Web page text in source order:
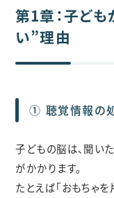
第1章：子ど
い”理由
① 聴覚情報の
子どもの脳は、聞い
がかかります。
たとえば「おもちゃ